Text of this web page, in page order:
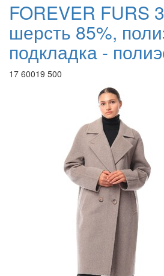
FOREVER FURS
шерсть 85%,
подкладка -
17 60019 500